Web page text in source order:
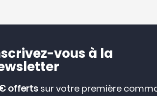
vous à la
€ offerts sur votre première